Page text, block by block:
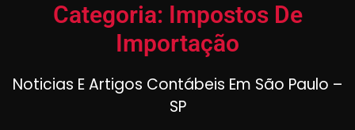
Categoria: Impostos De
Importação
Noticias E Artigos Contábeis Em São Paulo –
SP